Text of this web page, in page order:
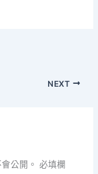
NEXT
公開。 必填欄